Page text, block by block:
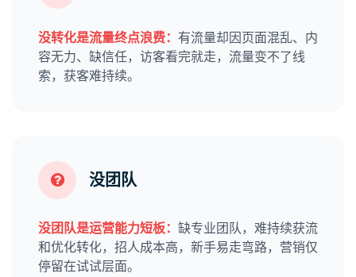
没转化是流量终点浪费： 有流量却因页面混乱、内
容无力、缺信任，访客看完就走，流量变不了线
索，获客难持续。
没团队
没团队是运营能力短板： 缺专业团队，难持续获流
和优化转化，招人成本高，新手易走弯路，营销仅
停留在试试层面。